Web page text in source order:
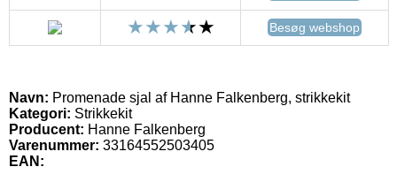
Besøg webshop
Navn: Promenade sjal af Hanne Falkenberg, strikkekit
Kategori: Strikkekit
Producent: Hanne Falkenberg
Varenummer: 33164552503405
EAN: